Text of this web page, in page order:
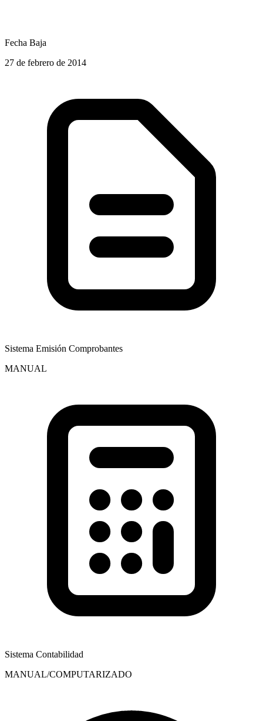
Fecha Baja
27 de febrero de 2014
Sistema Emisión Comprobantes
MANUAL
Sistema Contabilidad
MANUAL/COMPUTARIZADO